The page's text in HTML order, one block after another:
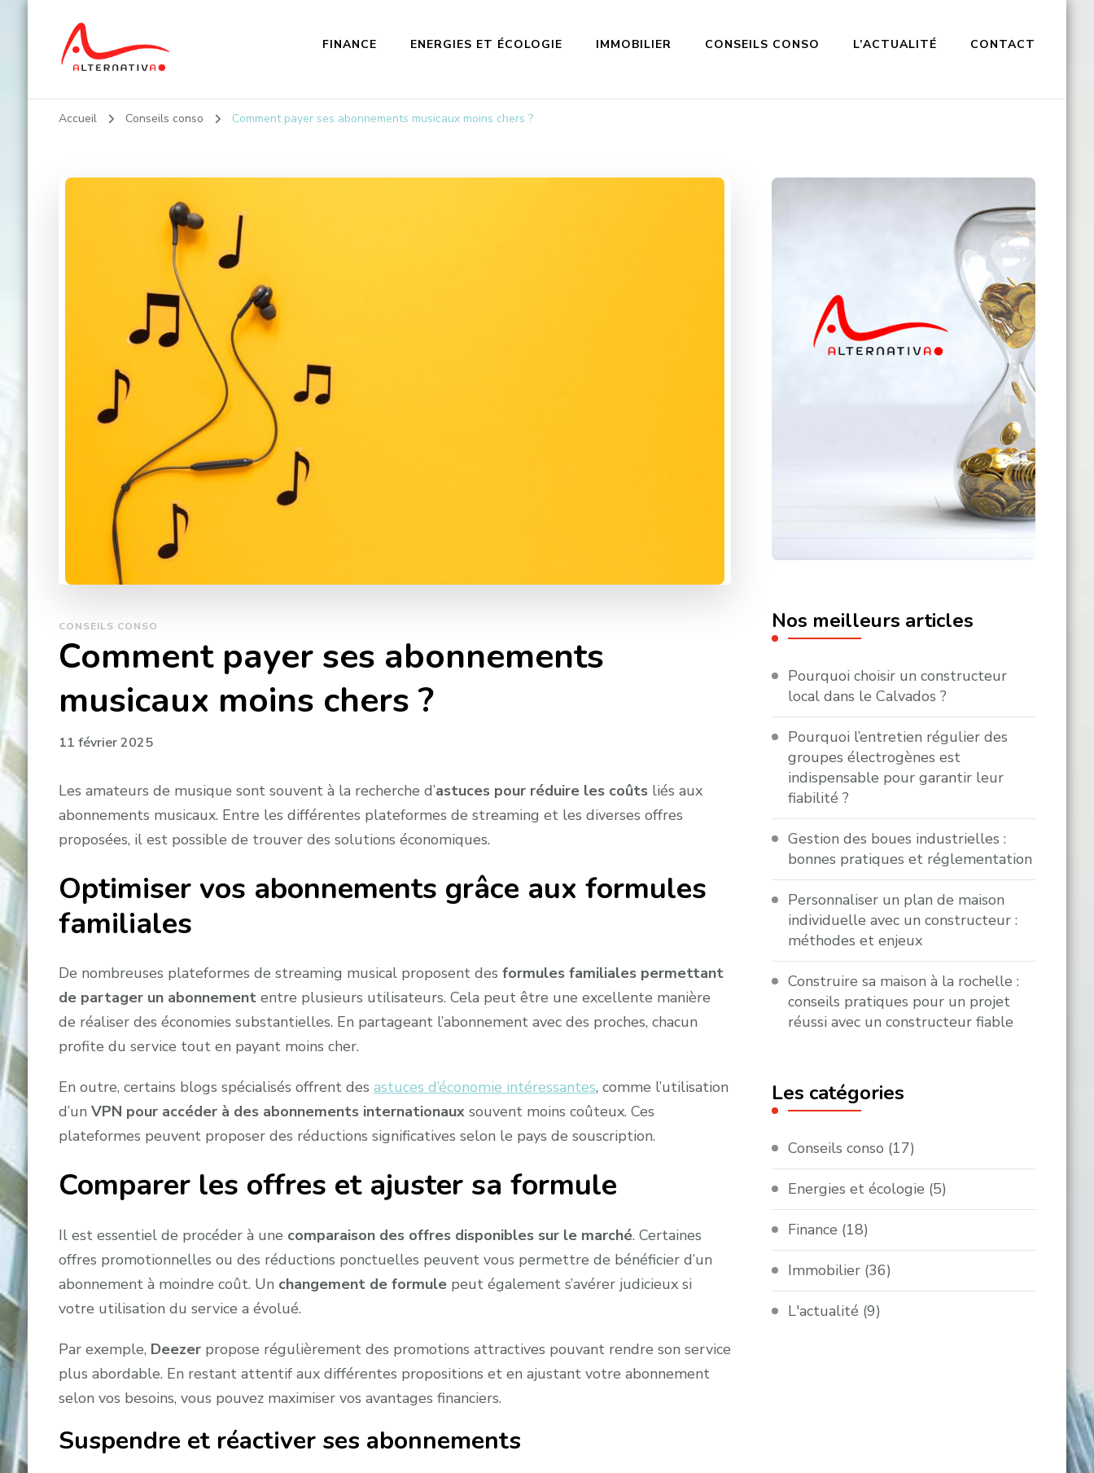
Alternativa
FINANCE ENERGIES ET ÉCOLOGIE IMMOBILIER CONSEILS CONSO L’ACTUALITÉ CONTACT
Accueil Conseils conso Comment payer ses abonnements musicaux moins chers ?
CONSEILS CONSO
Comment payer ses abonnements
musicaux moins chers ?
11 février 2025
Les amateurs de musique sont souvent à la recherche d’astuces pour réduire les coûtsliés aux
abonnements musicaux. Entre les différentes plateformes de streaming et les diverses offres
proposées, il est possible de trouver des solutions économiques.
Optimiser vos abonnements grâce aux formules
familiales
De nombreuses plateformes de streaming musical proposent des formules familiales permettant
de partager un abonnemententre plusieurs utilisateurs. Cela peut être une excellente manière
de réaliser des économies substantielles. En partageant l’abonnement avec des proches, chacun
profite du service tout en payant moins cher.
En outre, certains blogs spécialisés offrent des astuces d’économie intéressantes, comme l’utilisation
d’un VPN pour accéder à des abonnements internationauxsouvent moins coûteux. Ces
plateformes peuvent proposer des réductions significatives selon le pays de souscription.
Comparer les offres et ajuster sa formule
Il est essentiel de procéder à une comparaison des offres disponibles sur le marché. Certaines
offres promotionnelles ou des réductions ponctuelles peuvent vous permettre de bénéficier d’un
abonnement à moindre coût. Un changement de formulepeut également s’avérer judicieux si
votre utilisation du service a évolué.
Par exemple, Deezerpropose régulièrement des promotions attractives pouvant rendre son service
plus abordable. En restant attentif aux différentes propositions et en ajustant votre abonnement
selon vos besoins, vous pouvez maximiser vos avantages financiers.
Suspendre et réactiver ses abonnements
Nos meilleurs articles
Pourquoi choisir un constructeur
local dans le Calvados ?
Pourquoi l’entretien régulier des
groupes électrogènes est
indispensable pour garantir leur
fiabilité ?
Gestion des boues industrielles :
bonnes pratiques et réglementation
Personnaliser un plan de maison
individuelle avec un constructeur :
méthodes et enjeux
Construire sa maison à la rochelle :
conseils pratiques pour un projet
réussi avec un constructeur fiable
Les catégories
Conseils conso (17)
Energies et écologie (5)
Finance (18)
Immobilier (36)
L'actualité (9)